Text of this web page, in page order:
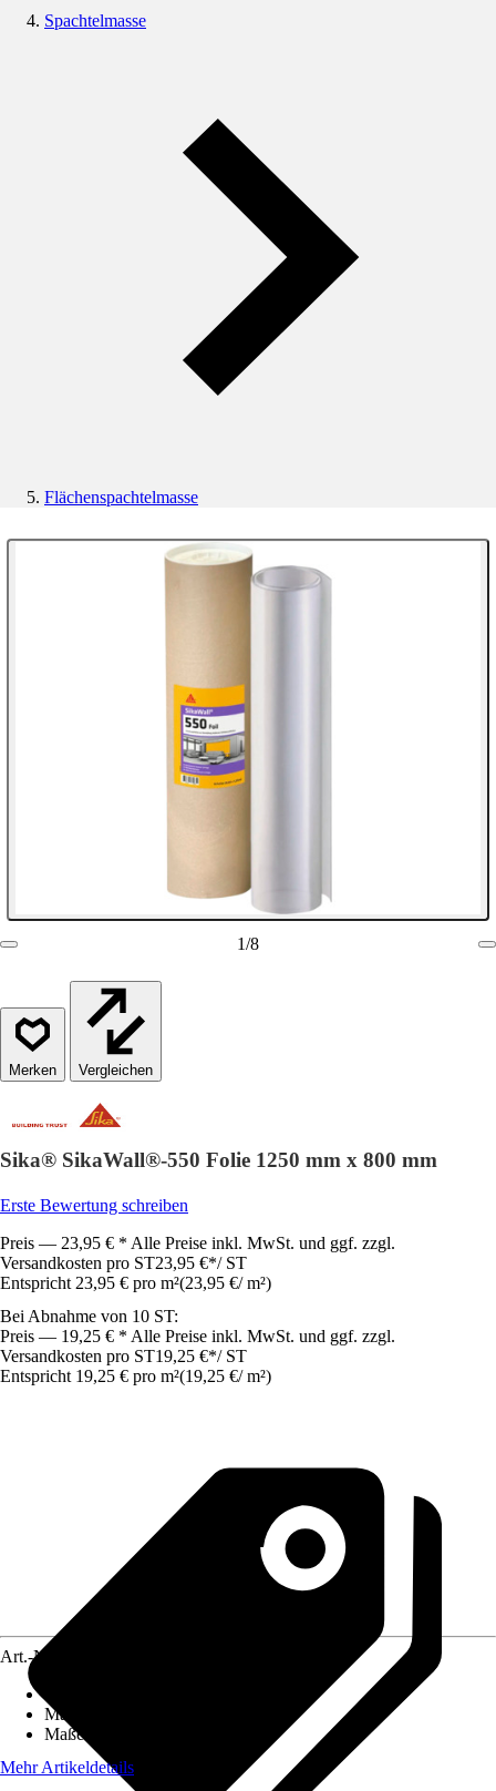
Spachtelmasse
Flächenspachtelmasse
1/8
Vergleichen
Sika® SikaWall®-550 Folie 1250 mm x 800 mm
Erste Bewertung schreiben
Preis — 23,95 € * Alle Preise inkl. MwSt. und ggf. zzgl.
Versandkosten pro ST23,95 €*/ ST
Entspricht 23,95 € pro m²(23,95 €/ m²)
Bei Abnahme von 10 ST:
Preis — 19,25 € * Alle Preise inkl. MwSt. und ggf. zzgl.
Versandkosten pro ST19,25 €*/ ST
Entspricht 19,25 € pro m²(19,25 €/ m²)
Art.-Nr.
Material
Maße
Mehr Artikeldetails